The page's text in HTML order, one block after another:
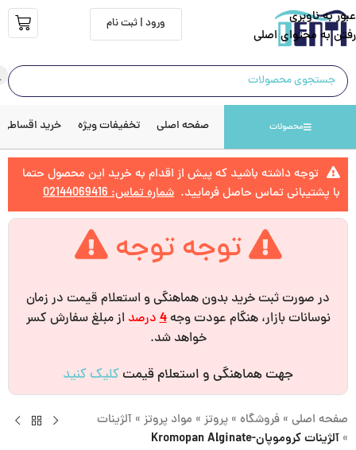
عبور به ناوبری
رفتن به محتوای اصلی
ورود | ثبت نام
محصولات صفحه اصلی تخفیفات ویژه خرید اقساطی
توجه داشته باشید که پیش از اقدام به خرید این محصول حتما
با پشتیبانی تماس حاصل فرمایید. شماره تماس: 02144069416
توجه توجه
در صورت ثبت خرید بدون هماهنگی و استعلام قیمت در زمان
نوسانات بازار، هنگام عودت وجه4درصد از مبلغ سفارش کسر
خواهد شد.
جهت هماهنگی و استعلام قیمتکلیک کنید
صفحه اصلی » فروشگاه » پروتز » مواد پروتز » آلژینات
» آلژینات کروموپان-Kromopan Alginate